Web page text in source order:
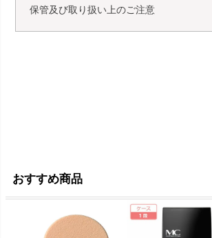
保管及び取り扱い上のご注意
おすすめ商品